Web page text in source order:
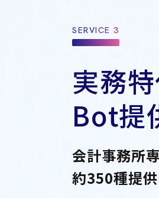
SERVICE 3
実務
Bot提
会計事務所
約350種提供